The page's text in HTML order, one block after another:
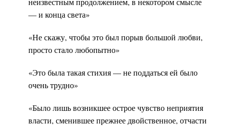
— и конца света»
«Не скажу, чтобы это был порыв большой любви,
просто стало любопытно»
«Это была такая стихия — не поддаться ей было
очень трудно»
«Было лишь возникшее острое чувство неприятия
власти, сменившее прежнее двойственное, отчасти